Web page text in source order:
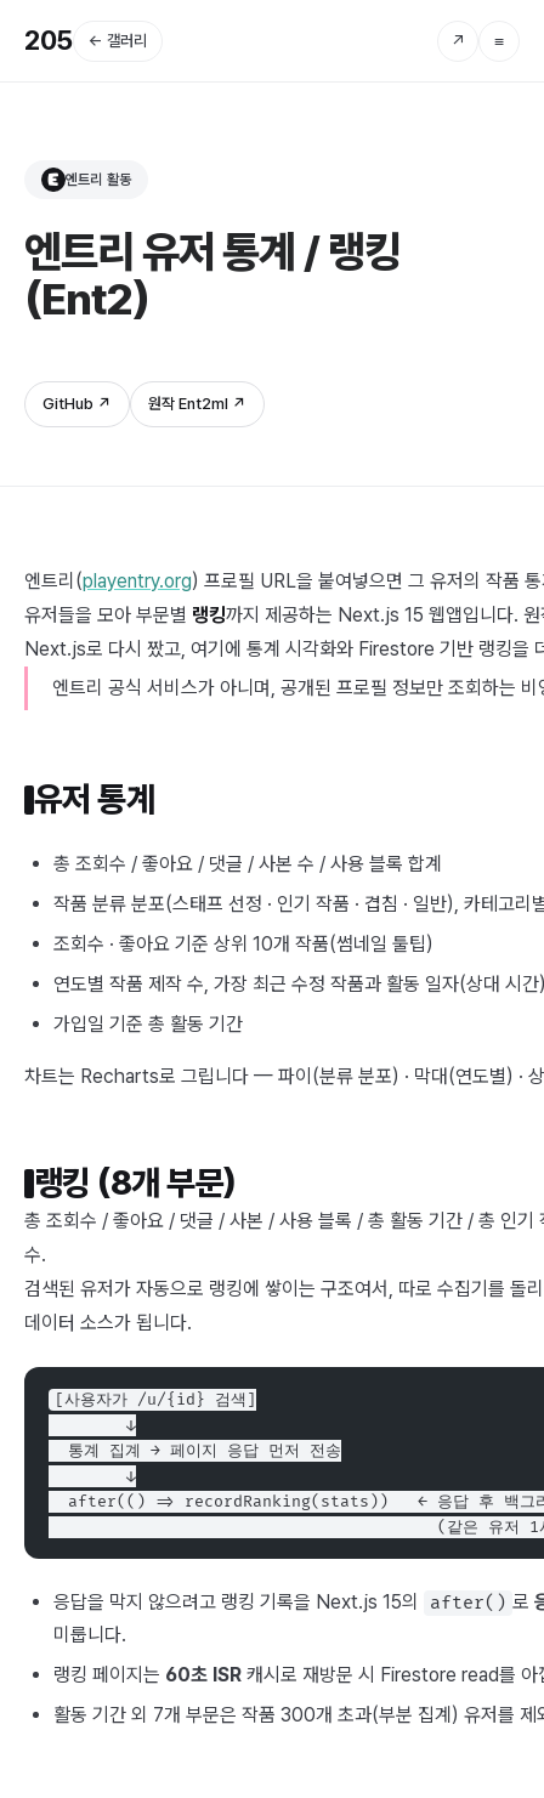
205 ← 갤러리 ↗ ≡
E 엔트리 활동
엔트리 유저 통계 / 랭킹
(Ent2)
GitHub ↗ 원작 Ent2ml ↗
엔트리(playentry.org) 프로필 URL을 붙여넣으면 그 유저의 작품
유저들을 모아 부문별 랭킹까지 제공하는 Next.js 15 웹앱입니다.
Next.js로 다시 짰고, 여기에 통계 시각화와 Firestore 기반 랭킹을
엔트리 공식 서비스가 아니며, 공개된 프로필 정보만 조회하는 비
유저 통계
총 조회수 / 좋아요 / 댓글 / 사본 수 / 사용 블록 합계
작품 분류 분포(스태프 선정 · 인기 작품 · 겹침 · 일반), 카테고리
조회수 · 좋아요 기준 상위 10개 작품(썸네일 툴팁)
연도별 작품 제작 수, 가장 최근 수정 작품과 활동 일자(상대 시
가입일 기준 총 활동 기간
차트는 Recharts로 그립니다 — 파이(분류 분포) · 막대(연도별) ·
랭킹 (8개 부문)
총 조회수 / 좋아요 / 댓글 / 사본 / 사용 블록 / 총 활동 기간 / 총 인기
수.
검색된 유저가 자동으로 랭킹에 쌓이는 구조여서, 따로 수집기를 돌
데이터 소스가 됩니다.
[사용자가 /u/{id} 검색]
        ↓
  통계 집계 → 페이지 응답 먼저 전송
        ↓
after(() => recordRanking(stats))   ← 응답 후 백그
(같은 유저 1
응답을 막지 않으려고 랭킹 기록을 Next.js 15의 after() 로
미룹니다.
랭킹 페이지는 60초 ISR 캐시로 재방문 시 Firestore read를 아
활동 기간 외 7개 부문은 작품 300개 초과(부분 집계) 유저를 제